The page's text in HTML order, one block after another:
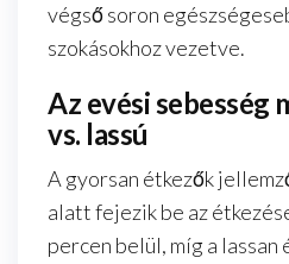
végső soron
szokásokhoz vezetve.
Az evési sebesség
vs. lassú
A gyorsan étkezők
alatt fejezik be az
percen belül, míg a